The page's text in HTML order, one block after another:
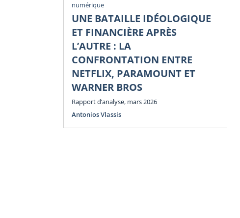
numérique
UNE BATAILLE IDÉOLOGIQUE
ET FINANCIÈRE APRÈS
L’AUTRE : LA
CONFRONTATION ENTRE
NETFLIX, PARAMOUNT ET
WARNER BROS
Rapport d’analyse, mars 2026
Antonios Vlassis